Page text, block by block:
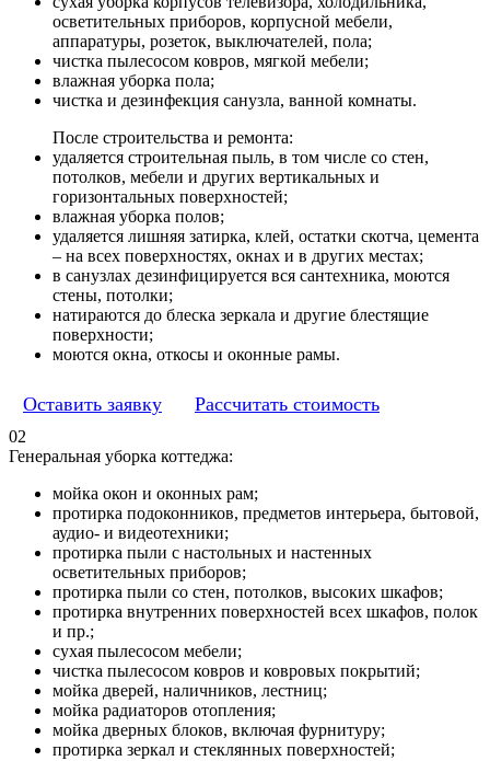
осветительных приборов, корпусной мебели,
аппаратуры, розеток, выключателей, пола;
чистка пылесосом ковров, мягкой мебели;
влажная уборка пола;
чистка и дезинфекция санузла, ванной комнаты.
После строительства и ремонта:
удаляется строительная пыль, в том числе со стен,
потолков, мебели и других вертикальных и
горизонтальных поверхностей;
влажная уборка полов;
удаляется лишняя затирка, клей, остатки скотча, цемента
– на всех поверхностях, окнах и в других местах;
в санузлах дезинфицируется вся сантехника, моются
стены, потолки;
натираются до блеска зеркала и другие блестящие
поверхности;
моются окна, откосы и оконные рамы.
Оставить заявку Рассчитать стоимость
02
Генеральная уборка коттеджа:
мойка окон и оконных рам;
протирка подоконников, предметов интерьера, бытовой,
аудио- и видеотехники;
протирка пыли с настольных и настенных
осветительных приборов;
протирка пыли со стен, потолков, высоких шкафов;
протирка внутренних поверхностей всех шкафов, полок
и пр.;
сухая пылесосом мебели;
чистка пылесосом ковров и ковровых покрытий;
мойка дверей, наличников, лестниц;
мойка радиаторов отопления;
мойка дверных блоков, включая фурнитуру;
протирка зеркал и стеклянных поверхностей;